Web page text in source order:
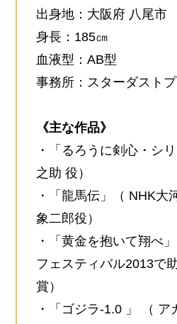
出身地：大阪府 八尾市
身長：185㎝
血液型：AB型
事務所：スターダスト
《主な作品》
・「るろうに剣心・シ
之助 役）
・「龍馬伝」（ NHK大
象二郎役）
・「黄金を抱いて翔べ
フェスティバル2013で
賞）
・「ゴジラ-1.0 」 （ ア